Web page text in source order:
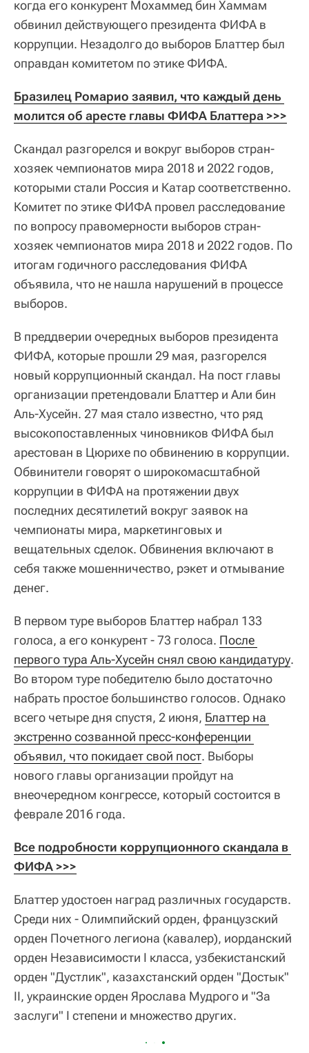
когда его конкурент Мохаммед бин Хаммам
обвинил действующего президента ФИФА в
коррупции. Незадолго до выборов Блаттер был
оправдан комитетом по этике ФИФА.
Бразилец Ромарио заявил, что каждый день
молится об аресте главы ФИФА Блаттера >>>
Скандал разгорелся и вокруг выборов стран-
хозяек чемпионатов мира 2018 и 2022 годов,
которыми стали Россия и Катар соответственно.
Комитет по этике ФИФА провел расследование
по вопросу правомерности выборов стран-
хозяек чемпионатов мира 2018 и 2022 годов. По
итогам годичного расследования ФИФА
объявила, что не нашла нарушений в процессе
выборов.
В преддверии очередных выборов президента
ФИФА, которые прошли 29 мая, разгорелся
новый коррупционный скандал. На пост главы
организации претендовали Блаттер и Али бин
Аль-Хусейн. 27 мая стало известно, что ряд
высокопоставленных чиновников ФИФА был
арестован в Цюрихе по обвинению в коррупции.
Обвинители говорят о широкомасштабной
коррупции в ФИФА на протяжении двух
последних десятилетий вокруг заявок на
чемпионаты мира, маркетинговых и
вещательных сделок. Обвинения включают в
себя также мошенничество, рэкет и отмывание
денег.
В первом туре выборов Блаттер набрал 133
голоса, а его конкурент - 73 голоса. После
первого тура Аль-Хусейн снял свою кандидатуру.
Во втором туре победителю было достаточно
набрать простое большинство голосов. Однако
всего четыре дня спустя, 2 июня, Блаттер на
экстренно созванной пресс-конференции
объявил, что покидает свой пост. Выборы
нового главы организации пройдут на
внеочередном конгрессе, который состоится в
феврале 2016 года.
Все подробности коррупционного скандала в
ФИФА >>>
Блаттер удостоен наград различных государств.
Среди них - Олимпийский орден, французский
орден Почетного легиона (кавалер), иорданский
орден Независимости I класса, узбекистанский
орден "Дустлик", казахстанский орден "Достык"
II, украинские орден Ярослава Мудрого и "За
заслуги" I степени и множество других.